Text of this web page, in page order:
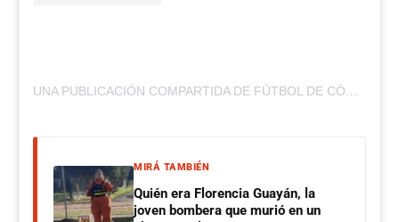
UNA PUBLICACIÓN COMPARTIDA DE FÚTBOL DE CÓRDOBA (@FUTBOLDECORDOBAOK)
MIRÁ TAMBIÉN
Quién era Florencia Guayán, la
joven bombera que murió en un